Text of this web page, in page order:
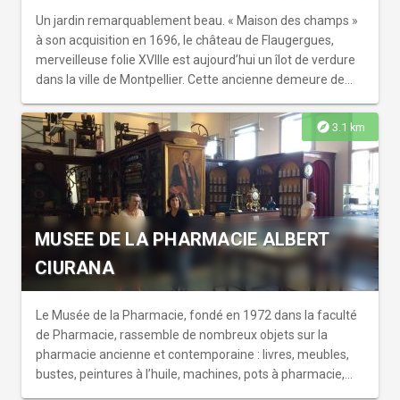
Un jardin remarquablement beau. « Maison des champs »
à son acquisition en 1696, le château de Flaugergues,
merveilleuse folie XVIIIe est aujourd’hui un îlot de verdure
dans la ville de Montpellier. Cette ancienne demeure de
activité viticole, ses somptueux jardins, labélisés
remarquables et ainsi tout un univers harmonieux qui
vient d’être récompensé par une 2e étoile au Guide Vert
Michelin en 2016. Classés Monuments Historiques en
1986, les jardins et le parc de Flaugergues ont reçu le label
Jardin Remarquable dès 2004. Entourant le château et
dominant les vignes à l’est, 4 espaces possédant chacun
une forte personnalité sont ouverts à la visite
explore 3.1 km
MUSEE DE LA PHARMACIE ALBERT
CIURANA
Le Musée de la Pharmacie, fondé en 1972 dans la faculté
de Pharmacie, rassemble de nombreux objets sur la
pharmacie ancienne et contemporaine : livres, meubles,
bustes, peintures à l’huile, machines, pots à pharmacie,